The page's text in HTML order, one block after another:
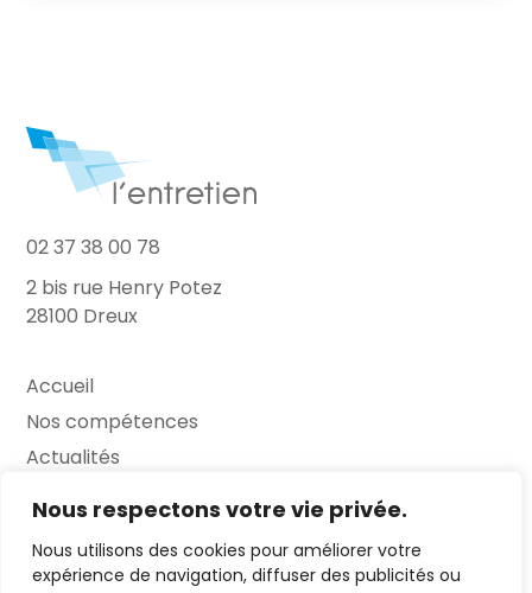
Nous respectons votre vie privée.
Nous utilisons des cookies pour améliorer votre
expérience de navigation, diffuser des publicités ou
02 37 38 00 78
2 bis rue Henry Potez
28100 Dreux
Accueil
Nos compétences
Actualités
Contact